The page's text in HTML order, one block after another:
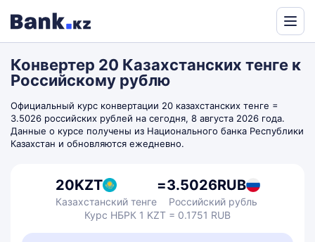
by
Translate
Конвертер 20 Казахстанских тенге к
Российскому рублю
Официальный курс конвертации 20 казахстанских тенге =
3.5026 российских рублей на сегодня, 8 августа 2026 года.
Данные о курсе получены из Национального банка Республики
Казахстан и обновляются ежедневно.
20KZT
Казахстанский тенге
=3.5026RUB
Российский рубль
Курс НБРК 1 KZT = 0.1751 RUB